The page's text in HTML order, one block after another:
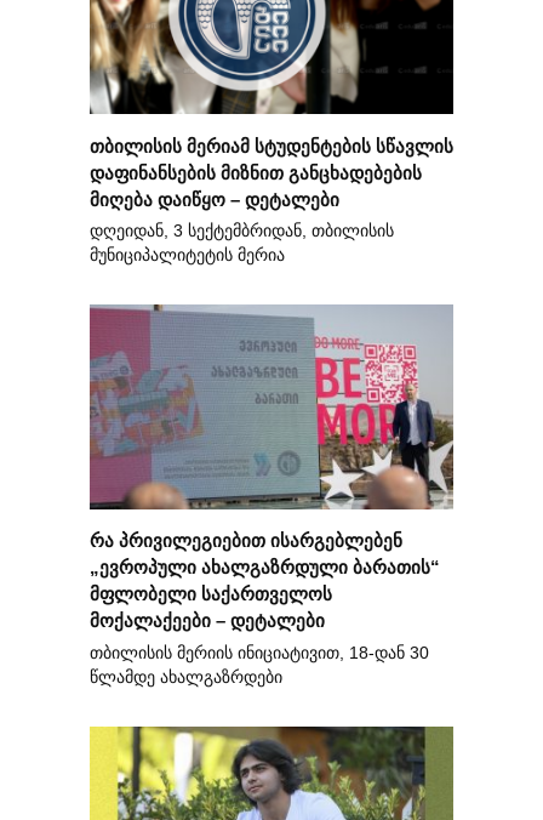
თბილისის მერიამ სტუდენტების სწავლის
დაფინანსების მიზნით განცხადებების
მიღება დაიწყო – დეტალები
დღეიდან, 3 სექტემბრიდან, თბილისის
მუნიციპალიტეტის მერია
რა პრივილეგიებით ისარგებლებენ
„ევროპული ახალგაზრდული ბარათის“
მფლობელი საქართველოს
მოქალაქეები – დეტალები
თბილისის მერიის ინიციატივით, 18-დან 30
წლამდე ახალგაზრდები